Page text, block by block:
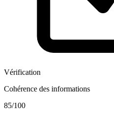
Vérification
Cohérence des informations
85/100